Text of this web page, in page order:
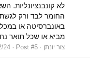
לא קונבנציונליות.
החומר לבד ורק
באונברסיטה או
מביא או שכל תואר
צור יונתן Post #5
24